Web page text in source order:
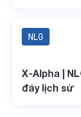
NLG
X-Alpha |
đáy lịch sử